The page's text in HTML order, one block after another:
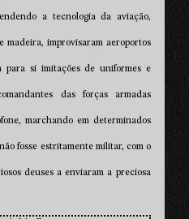
a tecnologia da aviação,
madeira, improvisaram aeroportos
para si imitações de uniformes e
das forças armadas
marchando em determinados
fosse estritamente militar, com o
deuses a enviaram a preciosa